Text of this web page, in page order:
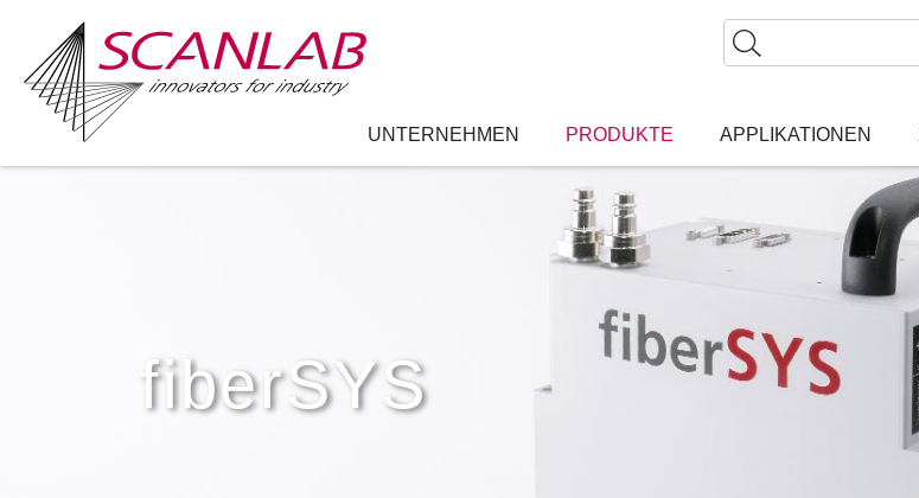
Suche
UNTERNEHMEN PRODUKTE APPLIKATIONEN
fiberSYS